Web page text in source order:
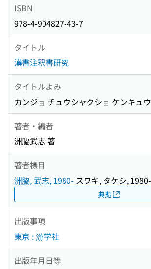
ISBN
978-4-904827-43-7
タイトル
漢書注釈書研究
タイトルよみ
カンジョ チュウシャクショ ケンキュウ
著者・編者
洲脇武志 著
著者標目
洲脇, 武志, 1980- スワキ, タケシ, 1980-
典拠
出版事項
東京 : 游学社
出版年月日等